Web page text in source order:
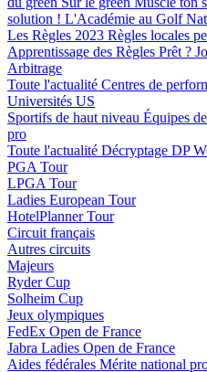
solution ! L'Académie au Golf
Les Règles 2023 Règles locales
Apprentissage des Règles Prêt ?
Arbitrage
Toute l'actualité Centres de
Universités US
Sportifs de haut niveau Équipes
pro
Toute l'actualité Décryptage DP
PGA Tour
LPGA Tour
Ladies European Tour
HotelPlanner Tour
Circuit français
Autres circuits
Majeurs
Ryder Cup
Solheim Cup
Jeux olympiques
FedEx Open de France
Jabra Ladies Open de France
Aides fédérales Mérite national